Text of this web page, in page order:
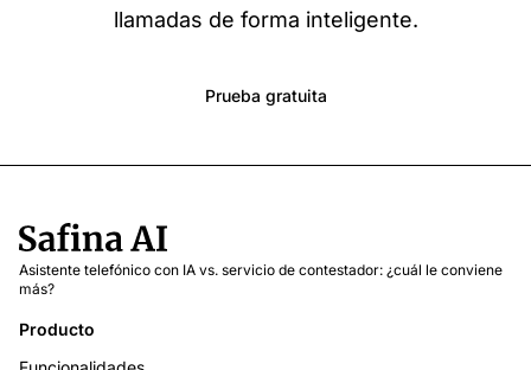
llamadas de forma inteligente.
Prueba gratuita
Asistente telefónico con IA vs. servicio de contestador: ¿cuál le conviene
más?
Producto